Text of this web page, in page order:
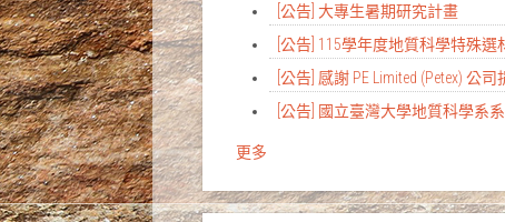
[公告] 大專生暑期研究計畫
[公告] 115學年度地質科學特殊
[公告] 感謝 PE Limited (Petex) 公司
[公告] 國立臺灣大學地質科學系
更多